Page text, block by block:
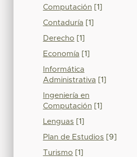
Computación [1]
Contaduría [1]
Derecho [1]
Economía [1]
Informática
Administrativa [1]
Ingeniería en
Computación [1]
Lenguas [1]
Plan de Estudios [9]
Turismo [1]